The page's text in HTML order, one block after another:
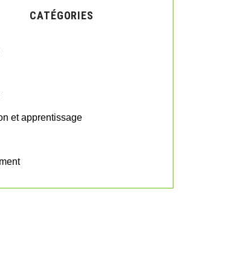
CATÉGORIES
et apprentissage